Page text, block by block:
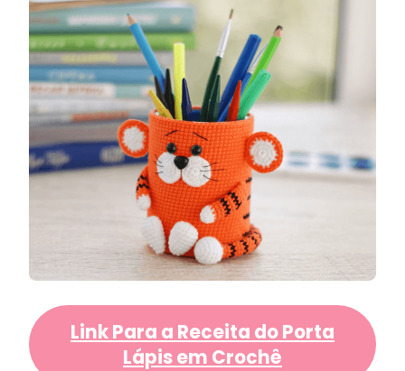
Link Para a Receita do Porta
Lápis em Crochê